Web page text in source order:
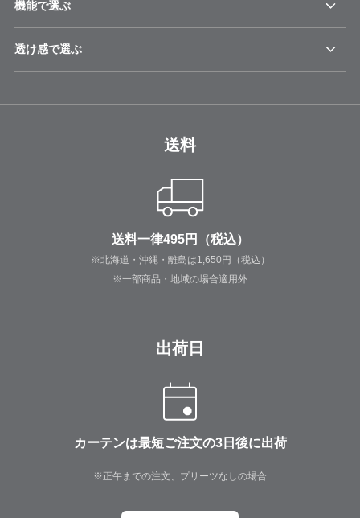
機能で選ぶ
透け感で選ぶ
送料
送料一律495円（税込）
※北海道・沖縄・離島は1,650円（税込）
※一部商品・地域の場合適用外
出荷日
カーテンは最短ご注文の3日後に出荷
※正午までの注文、プリーツなしの場合